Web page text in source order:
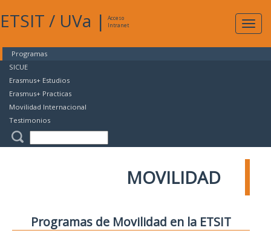
ETSIT / UVa |
Acceso
Intranet
Programas
SICUE
Erasmus+ Estudios
Erasmus+ Practicas
Movilidad Internacional
Testimonios
MOVILIDAD
Programas de Movilidad en la ETSIT